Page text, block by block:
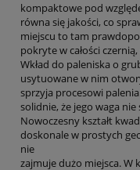
kompaktowe pod
równa się jakości, co
miejscu to tam
pokryte w całości
Wkład do paleniska o
usytuowane w nim
sprzyja procesowi
solidnie, że jego waga
Nowoczesny kształt
doskonale w prostych
nie
zajmuje dużo miejsca.